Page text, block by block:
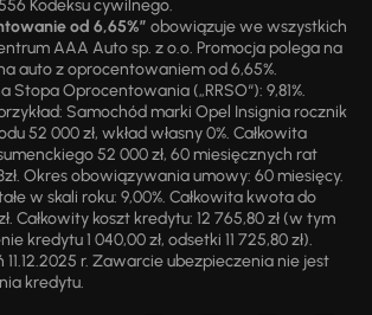
Kodeksu cywilnego.
od 6,65%” obowiązuje we wszystkich
AAA Auto sp. z o.o. Promocja polega na
auto z oprocentowaniem od 6,65%.
Stopa Oprocentowania („RRSO“): 9,81%.
Samochód marki Opel Insignia rocznik
52 000 zł, wkład własny 0%. Całkowita
52 000 zł, 60 miesięcznych rat
Okres obowiązywania umowy: 60 miesięcy.
w skali roku: 9,00%. Całkowita kwota do
Całkowity koszt kredytu: 12 765,80 zł (w tym
kredytu 1 040,00 zł, odsetki 11 725,80 zł).
r. Zawarcie ubezpieczenia nie jest
kredytu.